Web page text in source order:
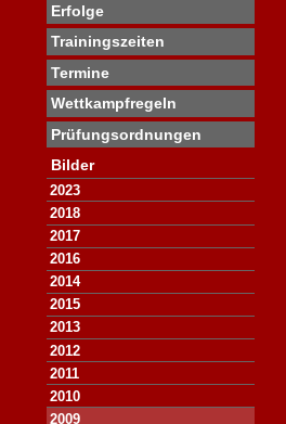
Erfolge
Trainingszeiten
Termine
Wettkampfregeln
Prüfungsordnungen
Bilder
2023
2018
2017
2016
2014
2015
2013
2012
2011
2010
2009